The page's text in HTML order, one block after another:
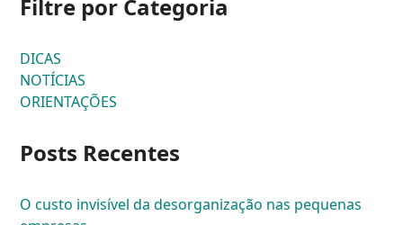
Filtre por Categoria
DICAS
NOTÍCIAS
ORIENTAÇÕES
Posts Recentes
O custo invisível da desorganização nas pequenas